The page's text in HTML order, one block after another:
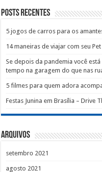
Posts recentes
5 jogos de carros para os
14 maneiras de viajar com seu
Se depois da pandemia você
tempo na garagem do que nas
5 filmes para quem adora
Festas Junina em Brasília – Drive
Arquivos
setembro 2021
agosto 2021